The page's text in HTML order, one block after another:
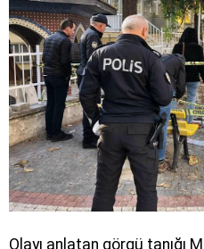
Olayı anlatan görgü tanığı